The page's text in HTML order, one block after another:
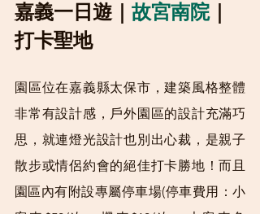
嘉義一日遊｜ 故宮南院｜
打卡聖地
園區位在嘉義縣太保市，建築風格整體
非常有設計感，戶外園區的設計充滿巧
思，就連燈光設計也別出心裁，是親子
散步或情侶約會的絕佳打卡勝地！而且
園區內有附設專屬停車場(停車費用：小